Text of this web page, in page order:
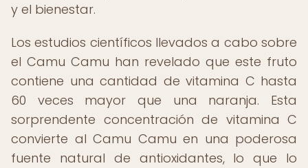
y el bienestar.
Los estudios científicos llevados a cabo sobre
el Camu Camu han revelado que este fruto
contiene una cantidad de vitamina C hasta
60 veces mayor que una naranja. Esta
sorprendente concentración de vitamina C
convierte al Camu Camu en una poderosa
fuente natural de antioxidantes, lo que lo